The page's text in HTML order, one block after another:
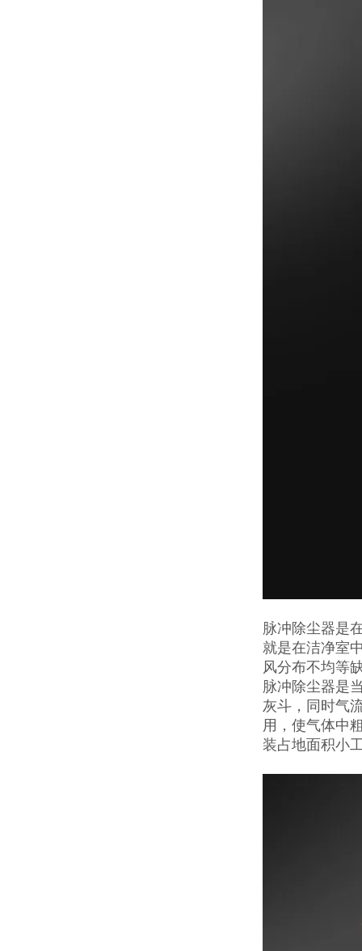
脉冲除尘器是
就是在洁净室
风分布不均等
脉冲除尘器是
灰斗，同时气
用，使气体中
装占地面积小